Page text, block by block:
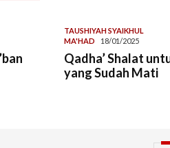
TAUSHIYAH SYAIKHUL
MA'HAD
18/01/2025
Qadha’ Shalat
yang Sudah Mati